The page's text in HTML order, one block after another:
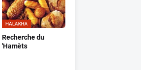
HALAKHA
Recherche du
'Hamèts